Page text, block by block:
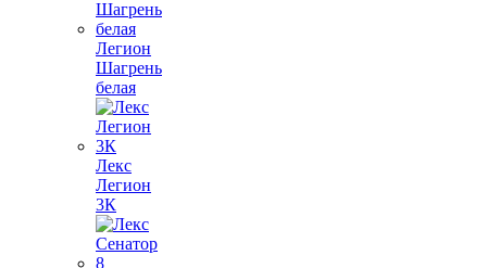
Легион
Шагрень
белая
Лекс
Легион
3К